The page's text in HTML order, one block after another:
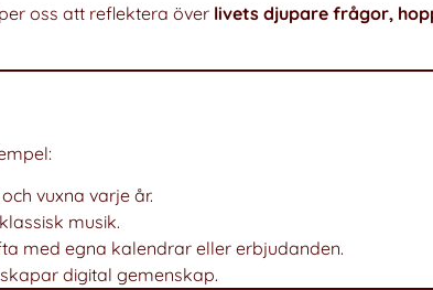
oss att reflektera över livets djupare frågor,
vuxna varje år.
musik.
med egna kalendrar eller erbjudanden.
digital gemenskap.